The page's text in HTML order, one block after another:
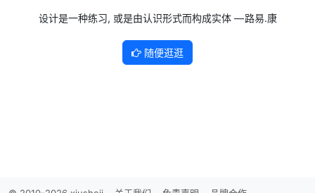
设计是一种练习, 或是由认识形式而构成实体 — 路易.康
随便逛逛